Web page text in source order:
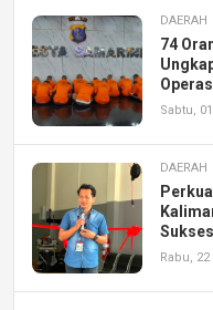
DAERAH
74
Sabtu,
DAERAH
Rabu,